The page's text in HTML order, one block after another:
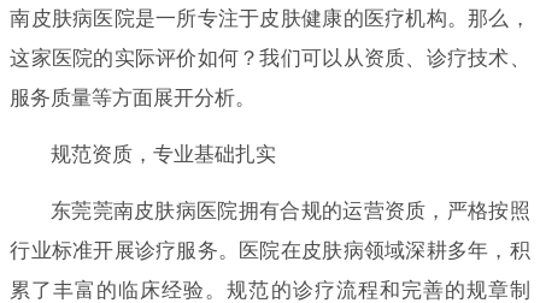
南皮肤病医院是一所专注于皮肤健康的医疗机构。那么，
这家医院的实际评价如何？我们可以从资质、诊疗技术、
服务质量等方面展开分析。
规范资质，专业基础扎实
东莞莞南皮肤病医院拥有合规的运营资质，严格按照
行业标准开展诊疗服务。医院在皮肤病领域深耕多年，积
累了丰富的临床经验。规范的诊疗流程和完善的规章制